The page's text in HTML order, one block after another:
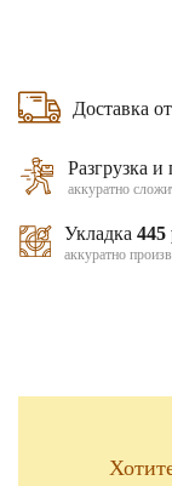
Доставка от
Разгрузка
аккуратно
Укладка 445
аккуратно